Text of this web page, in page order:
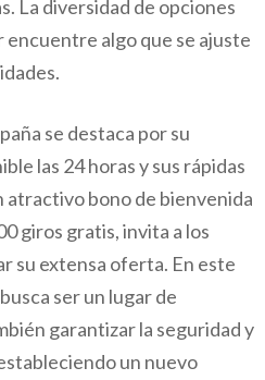
La diversidad de opciones
algo que se ajuste
se destaca por su
las 24 horas y sus rápidas
atractivo bono de bienvenida
giros gratis, invita a los
su extensa oferta. En este
ser un lugar de
garantizar la seguridad y
un nuevo